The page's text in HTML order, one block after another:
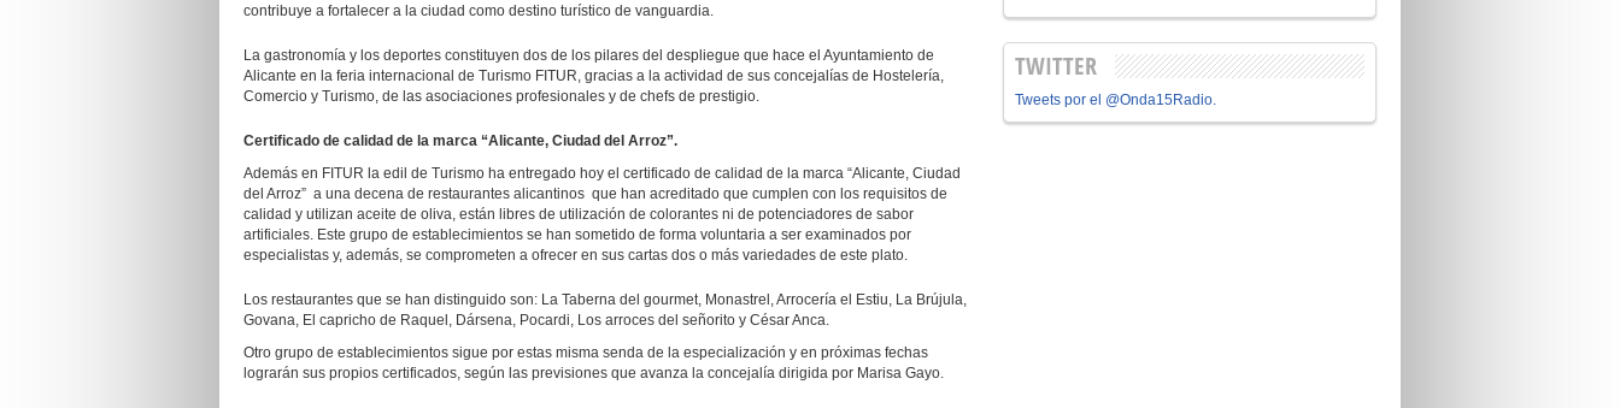
contribuye a fortalecer a la ciudad como destino turístico de vanguardia.
La gastronomía y los deportes constituyen dos de los pilares del despliegue que hace el Ayuntamiento de
Alicante en la feria internacional de Turismo FITUR, gracias a la actividad de sus concejalías de Hostelería,
Comercio y Turismo, de las asociaciones profesionales y de chefs de prestigio.
Certificado de calidad de la marca “Alicante, Ciudad del Arroz”.
Además en FITUR la edil de Turismo ha entregado hoy el certificado de calidad de la marca “Alicante, Ciudad
del Arroz” a una decena de restaurantes alicantinos que han acreditado que cumplen con los requisitos de
calidad y utilizan aceite de oliva, están libres de utilización de colorantes ni de potenciadores de sabor
artificiales. Este grupo de establecimientos se han sometido de forma voluntaria a ser examinados por
especialistas y, además, se comprometen a ofrecer en sus cartas dos o más variedades de este plato.
Los restaurantes que se han distinguido son: La Taberna del gourmet, Monastrel, Arrocería el Estiu, La Brújula,
Govana, El capricho de Raquel, Dársena, Pocardi, Los arroces del señorito y César Anca.
Otro grupo de establecimientos sigue por estas misma senda de la especialización y en próximas fechas
lograrán sus propios certificados, según las previsiones que avanza la concejalía dirigida por Marisa Gayo.
TWITTER
Tweets por el @Onda15Radio.